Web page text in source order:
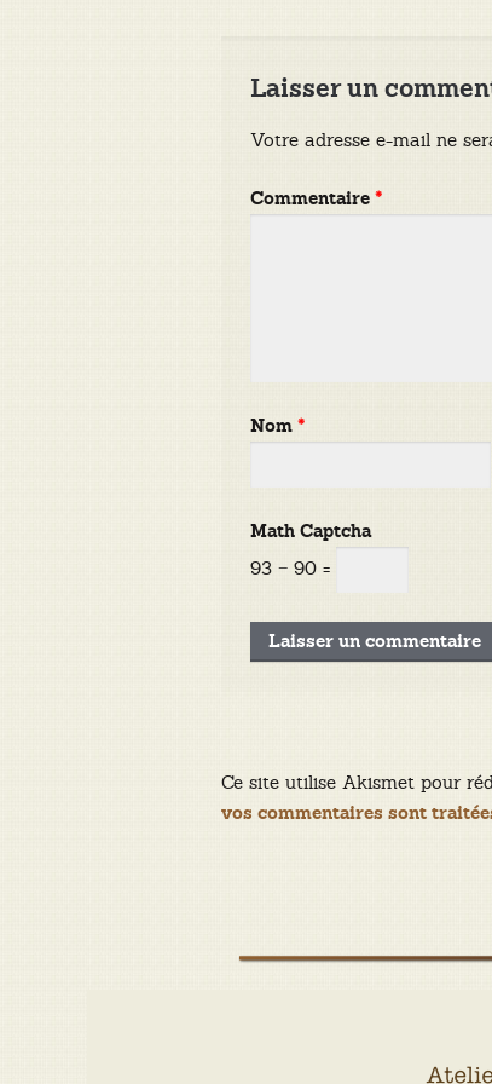
Laisser un
Votre adresse e-mail ne
Commentaire*
Nom*
Math Captcha
93 − 90 =
Ce site utilise Akismet pour
vos commentaires sont